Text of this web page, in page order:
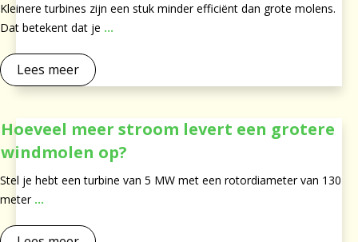
Kleinere turbines zijn een stuk minder efficiënt dan grote molens.
Dat betekent dat je ...
Lees meer
Hoeveel meer stroom levert een grotere
windmolen op?
Stel je hebt een turbine van 5 MW met een rotordiameter van 130
meter ...